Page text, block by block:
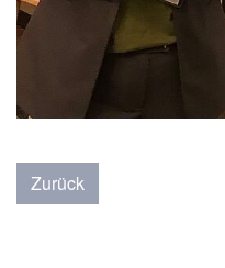
Zurück